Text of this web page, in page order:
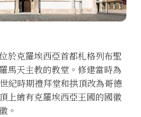
於克羅埃西亞首都札格列布聖
馬天主教的教堂。修建當時為
紀時期禮拜堂和拱頂改為哥德
上繪有克羅埃西亞王國的國徽
。